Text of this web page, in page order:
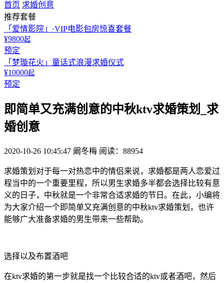
首页 求婚创意
推荐套餐
「爱情影院」·VIP电影包房惊喜套餐
¥9800起
预定
「梦璇花火」童话式浪漫求婚仪式
¥10000起
预定
即简单又充满创意的中秋ktv求婚策划_求
婚创意
2020-10-26 10:45:47 阚冬梅 阅读：88954
求婚策划对于每一对热恋中的情侣来说，求婚都是两人恋爱过
程当中的一个重要里程，所以男生求婚多半都会选择比较有意
义的日子，中秋就是一个非常合适求婚的节日。在此，小编将
为大家介绍一个即简单又充满创意的中秋ktv求婚策划，也许
能够广大准备求婚的男生带来一些帮助。
选择以及布置酒吧
在ktv求婚的第一步就是找一个比较合适的ktv或者酒吧，然后